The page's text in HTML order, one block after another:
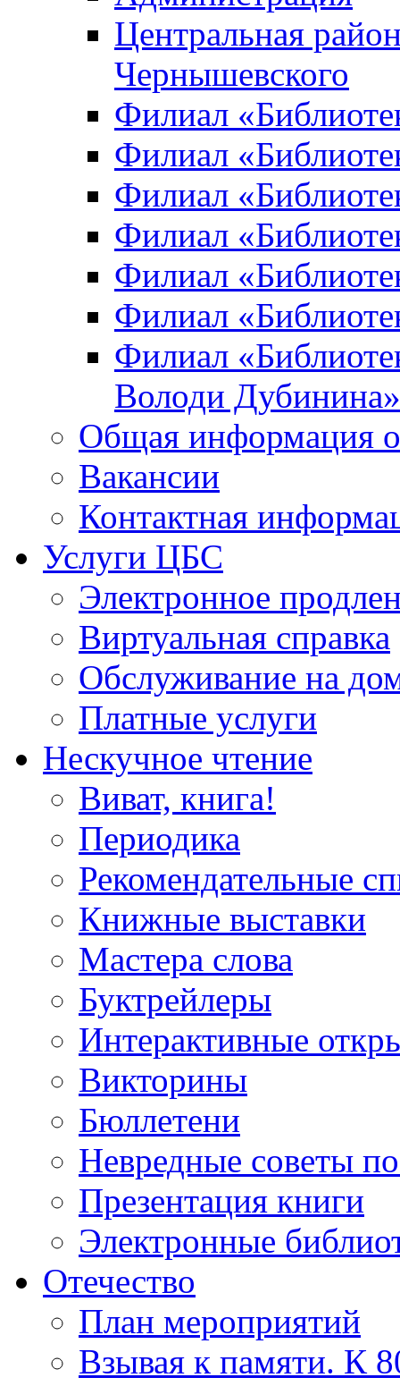
Центральная
Чернышевского
Филиал
Филиал
Филиал
Филиал
Филиал
Филиал
Филиал
Володи Дубинина»
Общая информация
Вакансии
Контактная
Услуги ЦБС
Электронное
Виртуальная справка
Обслуживание на
Платные услуги
Нескучное чтение
Виват, книга!
Периодика
Рекомендательные
Книжные выставки
Мастера слова
Буктрейлеры
Интерактивные
Викторины
Бюллетени
Невредные советы
Презентация книги
Электронные
Отечество
План мероприятий
Взывая к памяти. К